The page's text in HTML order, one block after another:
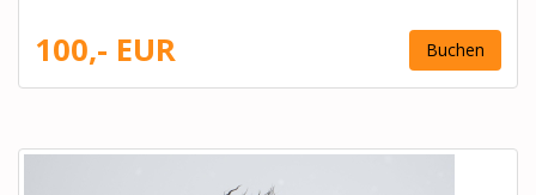
100,- EUR Buchen